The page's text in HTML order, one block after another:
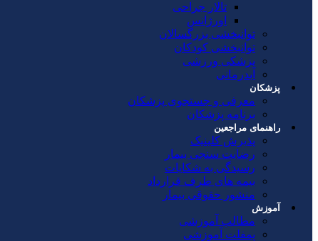
تالار جراحی
اورژانس
توانبخشی بزرگسالان
توانبخشی کودکان
پزشکی ورزشی
آبدرمانی
پزشکان
معرفی و جستجوی پزشکان
برنامه پزشکان
راهنمای مراجعین
پذیرش کلینیک
رضایت سنجی بیمار
رسیدگی به شکایات
بیمه های طرف قرارداد
منشور حقوقی بیمار
آموزش
مطالب آموزشی
پمفلت آموزشی